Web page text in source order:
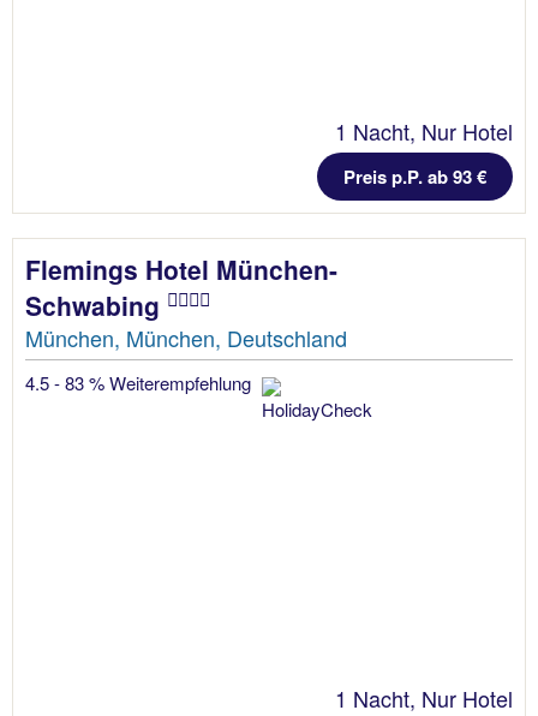
1 Nacht, Nur Hotel
Preis p.P. ab 93 €
Flemings Hotel München-
Schwabing
München, München, Deutschland
4.5 - 83 % Weiterempfehlung
1 Nacht, Nur Hotel